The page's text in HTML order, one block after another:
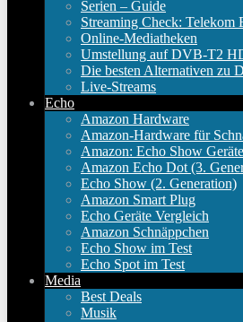
Serien – Guide
Streaming Check: Telekom
Online-Mediatheken
Umstellung auf DVB-T2
Die besten Alternativen zu
Live-Streams
Echo
Amazon Hardware
Amazon-Hardware für
Amazon: Echo Show
Amazon Echo Dot (3.
Echo Show (2. Generation)
Amazon Smart Plug
Echo Geräte Vergleich
Amazon Schnäppchen
Echo Show im Test
Echo Spot im Test
Media
Best Deals
Musik